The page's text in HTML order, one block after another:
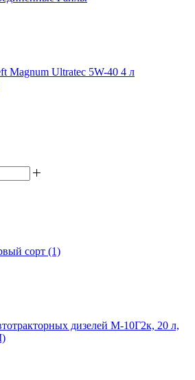
Magnum Ultratec 5W-40 4 л
дизелей М-10Г2к, 20 л,